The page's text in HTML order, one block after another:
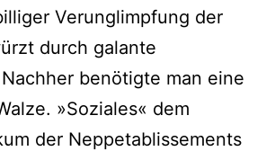
Verunglimpfung der
durch galante
benötigte man eine
»Soziales« dem
der Neppetablissements